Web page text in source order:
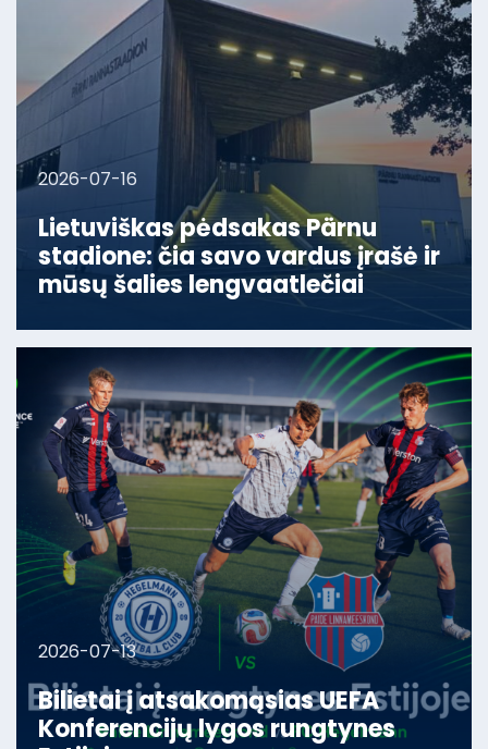
2026-07-16
Lietuviškas pėdsakas Pärnu
stadione: čia savo vardus įrašė ir
mūsų šalies lengvaatlečiai
2026-07-13
Bilietai į atsakomąsias UEFA
Konferencijų lygos rungtynes